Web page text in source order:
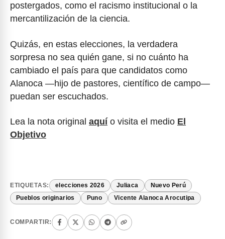
postergados, como el racismo institucional o la
mercantilización de la ciencia.
Quizás, en estas elecciones, la verdadera
sorpresa no sea quién gane, si no cuánto ha
cambiado el país para que candidatos como
Alanoca —hijo de pastores, científico de campo—
puedan ser escuchados.
Lea la nota original aquí o visita el medio El
Objetivo
ETIQUETAS: elecciones 2026 Juliaca Nuevo Perú
Pueblos originarios Puno Vicente Alanoca Arocutipa
COMPARTIR: